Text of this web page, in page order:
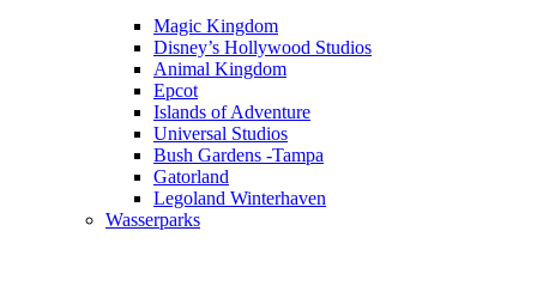
Magic Kingdom
Disney’s Hollywood Studios
Animal Kingdom
Epcot
Islands of Adventure
Universal Studios
Bush Gardens -Tampa
Gatorland
Legoland Winterhaven
Wasserparks